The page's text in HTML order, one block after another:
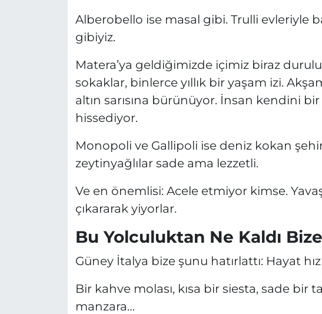
Alberobello ise masal gibi. Trulli evleriyle
gibiyiz.
Matera’ya geldiğimizde içimiz biraz
sokaklar, binlerce yıllık bir yaşam izi.
altın sarısına bürünüyor. İnsan kendini
hissediyor.
Monopoli ve Gallipoli ise deniz kokan
zeytinyağlılar sade ama lezzetli.
Ve en önemlisi: Acele etmiyor kimse.
çıkararak yiyorlar.
Bu Yolculuktan Ne Kaldı
Güney İtalya bize şunu hatırlattı: Hayat
Bir kahve molası, kısa bir siesta, sade bir
manzara…